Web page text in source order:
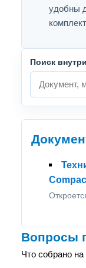
удобны
Поиск
Вопросы
Что собрано